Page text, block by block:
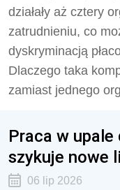
działały aż cztery
zatrudnieniu, co
dyskryminacją
Dlaczego taka
zamiast jednego
Praca w upale
szykuje nowe
06 lip 2026